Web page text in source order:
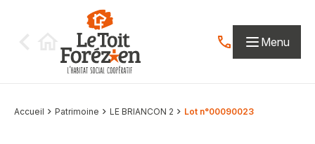
Contactez-nous
Menu
Accueil Patrimoine LE BRIANCON 2 Lot n°00090023